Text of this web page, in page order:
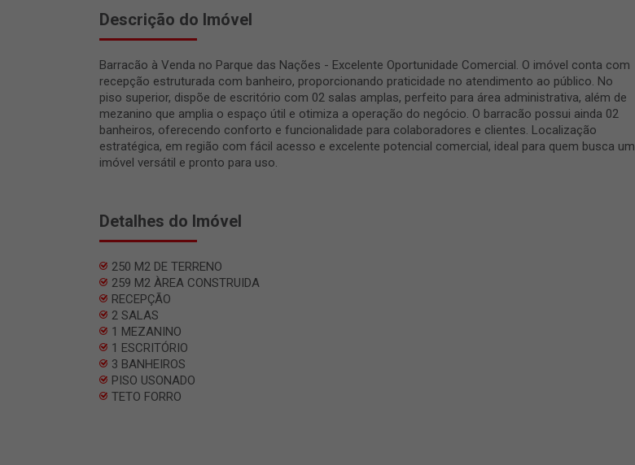
Descrição do Imóvel
Barracão à Venda no Parque das Nações - Excelente Oportunidade Comercial. O imóvel conta com
recepção estruturada com banheiro, proporcionando praticidade no atendimento ao público. No
piso superior, dispõe de escritório com 02 salas amplas, perfeito para área administrativa, além de
mezanino que amplia o espaço útil e otimiza a operação do negócio. O barracão possui ainda 02
banheiros, oferecendo conforto e funcionalidade para colaboradores e clientes. Localização
estratégica, em região com fácil acesso e excelente potencial comercial, ideal para quem busca um
imóvel versátil e pronto para uso.
Detalhes do Imóvel
250 M2 DE TERRENO
259 M2 ÀREA CONSTRUIDA
RECEPÇÃO
2 SALAS
1 MEZANINO
1 ESCRITÓRIO
3 BANHEIROS
PISO USONADO
TETO FORRO